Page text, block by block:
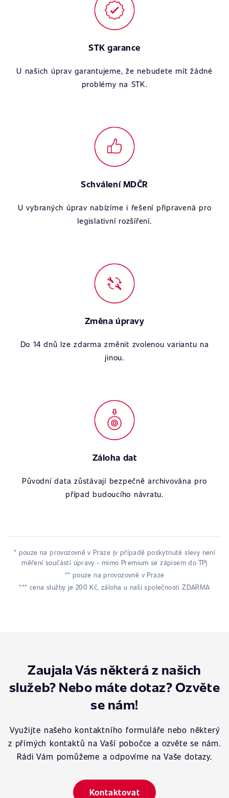
STK garance
U našich úprav garantujeme, že nebudete mít žádné
problémy na STK.
Schválení MDČR
U vybraných úprav nabízíme i řešení připravená pro
legislativní rozšíření.
Změna úpravy
Do 14 dnů lze zdarma změnit zvolenou variantu na
jinou.
Záloha dat
Původní data zůstávají bezpečně archivována pro
případ budoucího návratu.
* pouze na provozovně v Praze (v případě poskytnuté slevy není
měření součástí úpravy - mimo Premium se zápisem do TP)
** pouze na provozovně v Praze
*** cena služby je 200 Kč, záloha u naší společnosti ZDARMA
Zaujala Vás některá z našich
služeb? Nebo máte dotaz? Ozvěte
se nám!
Využijte našeho kontaktního formuláře nebo některý
z přímých kontaktů na Vaší pobočce a ozvěte se nám.
Rádi Vám pomůžeme a odpovíme na Vaše dotazy.
Kontaktovat